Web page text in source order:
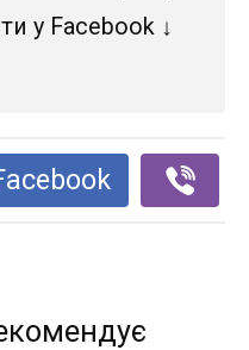
у Facebook ↓